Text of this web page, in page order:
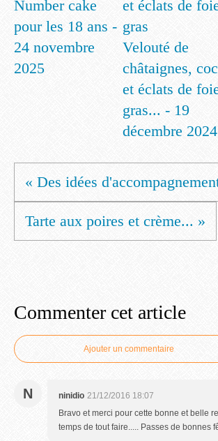
Number cake
pour les 18 ans -
24 novembre
2025
Velouté de
châtaignes,
et éclats de
gras... - 19
décembre 2024
« Des idées
Tarte aux poires et crème... »
Commenter cet article
Ajouter un commentaire
N ninidio 21/12/2016 18:07
Bravo et merci pour cette bonne et belle
temps de tout faire..... Passes de bonnes